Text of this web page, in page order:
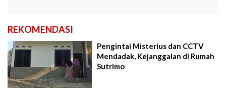
REKOMENDASI
Pengintai Misterius dan CCTV
Mendadak, Kejanggalan di Rumah
Sutrimo